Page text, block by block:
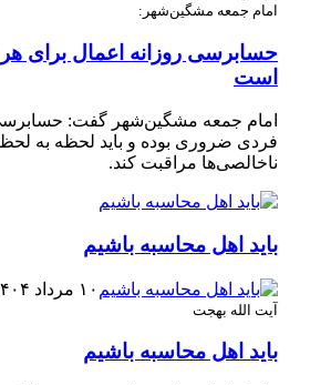
امام جمعه مشگین‌شهر:
حسابرسی روزانه اعمال برای
است
امام جمعه مشگین‌شهر گفت:
فردی ضروری بوده و باید لحظه به
ناخالصی‌ها مراقبت کند.
باید اهل محاسبه باشیم
۱۰ مرداد ۱۴۰۴
آیت الله بهجت
باید اهل محاسبه باشیم